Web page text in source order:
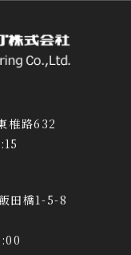
椎路632
田橋1-5-8